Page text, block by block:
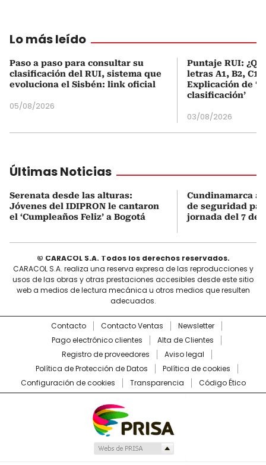
Lo más leído
Paso a paso para consultar su
clasificación del RUI, sistema que
evoluciona el Sisbén: link oficial
05/08/2026
Puntaje RUI:
letras A1, B2, C1
Explicación de
clasificación’
03/08/2026
Últimas Noticias
Serenata desde las alturas:
Jóvenes del IDIPRON le cantaron
el ‘Cumpleaños Feliz’ a Bogotá
Cundinamarca
de seguridad
jornada del 7 de
© CARACOL S.A. Todos los derechos reservados.
CARACOL S.A. realiza una reserva expresa de las reproducciones y
usos de las obras y otras prestaciones accesibles desde este sitio
web a medios de lectura mecánica u otros medios que resulten
adecuados.
Contacto Contacto Ventas
Newsletter
Pago electrónico clientes
Alta de Clientes
Registro de proveedores
Aviso legal
Política de Protección de Datos
Política de cookies
Configuración de cookies
Transparencia Código Ético